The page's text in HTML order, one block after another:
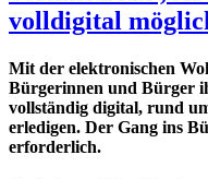
volldigital
Mit der elektronischen
Bürgerinnen und Bürger
vollständig digital, rund
erledigen. Der Gang ins
erforderlich.